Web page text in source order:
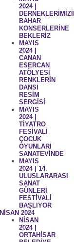
2024 |
BAHAR
KONSERLERİNE
BEKLERİZ
MAYIS
2024 |
CANAN
ESERCAN
ATÖLYESİ
RENKLERİN
DANSI
RESİM
SERGİSİ
MAYIS
2024 |
TİYATRO
FESİVALİ
ÇOCUK
OYUNLARI
SANATEVİNDE
MAYIS
2024 | 14.
ULUSLARARASI
SANAT
GÜNLERİ
FESTİVALİ
BAŞLIYOR
NİSAN 2024
NİSAN
2024 |
ORTAHİSAR